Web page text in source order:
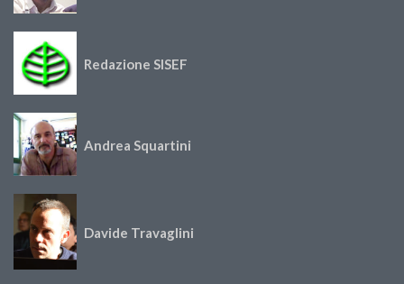
Redazione SISEF
Andrea Squartini
Davide Travaglini